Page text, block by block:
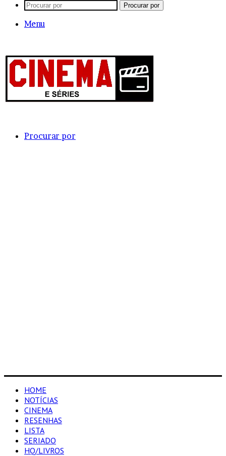
Procurar por
Menu
Procurar por
HOME
NOTÍCIAS
CINEMA
RESENHAS
LISTA
SERIADO
HQ/LIVROS